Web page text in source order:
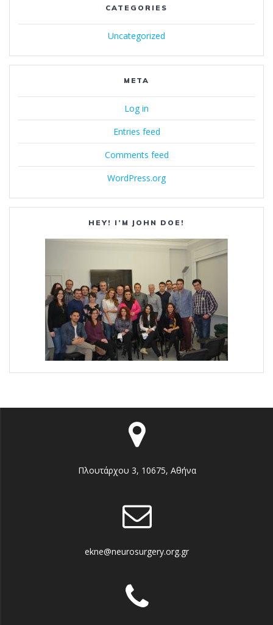
CATEGORIES
Uncategorized
META
Log in
Entries feed
Comments feed
WordPress.org
HEY! I’M JOHN DOE!
Πλουτάρχου 3, 10675, Αθήνα
ekne@neurosurgery.org.gr